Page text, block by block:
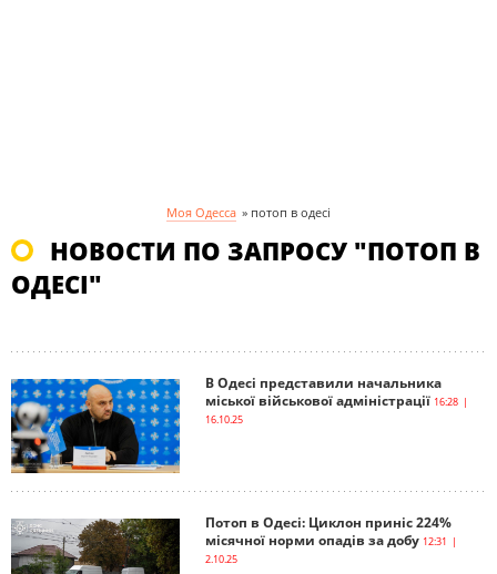
Моя Одесса » потоп в одесі
НОВОСТИ ПО ЗАПРОСУ "ПОТОП В
ОДЕСІ"
В Одесі представили начальника
міської військової адміністрації 16:28 |
16.10.25
Потоп в Одесі: Циклон приніс 224%
місячної норми опадів за добу 12:31 |
2.10.25